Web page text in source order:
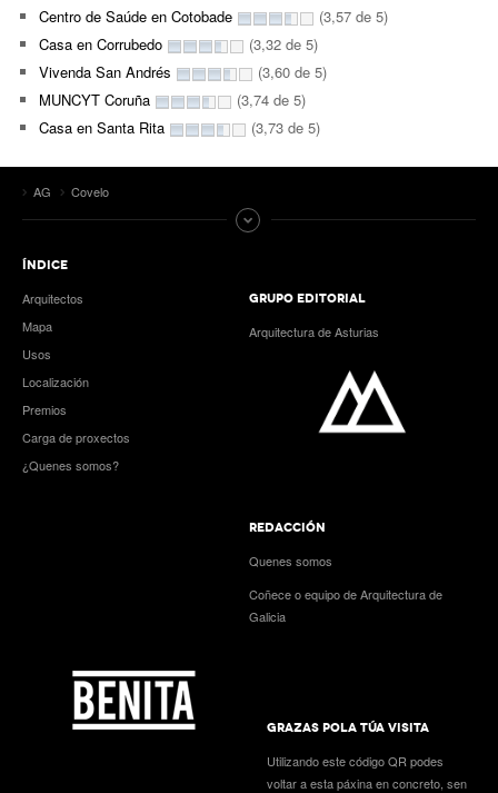
Centro de Saúde en Cotobade
(3,57 de 5)
Casa en Corrubedo
(3,32 de 5)
Vivenda San Andrés
(3,60 de 5)
MUNCYT Coruña
(3,74 de 5)
Casa en Santa Rita
(3,73 de 5)
AG Covelo
ÍNDICE
Arquitectos
Mapa
Usos
Localización
Premios
Carga de proxectos
¿Quenes somos?
GRUPO EDITORIAL
Arquitectura de Asturias
REDACCIÓN
Quenes somos
Coñece o equipo de Arquitectura de
Galicia
GRAZAS POLA TÚA VISITA
Utilizando este código QR podes
voltar a esta páxina en concreto, sen